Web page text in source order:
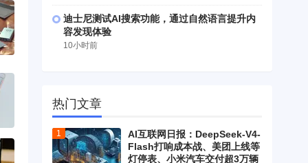
迪士尼测试AI搜索功能，通过自然语言提升内
容发现体验
10小时前
热门文章
AI互联网日报：DeepSeek-V4-
Flash打响成本战、美团上线等
灯停表、小米汽车交付超3万辆